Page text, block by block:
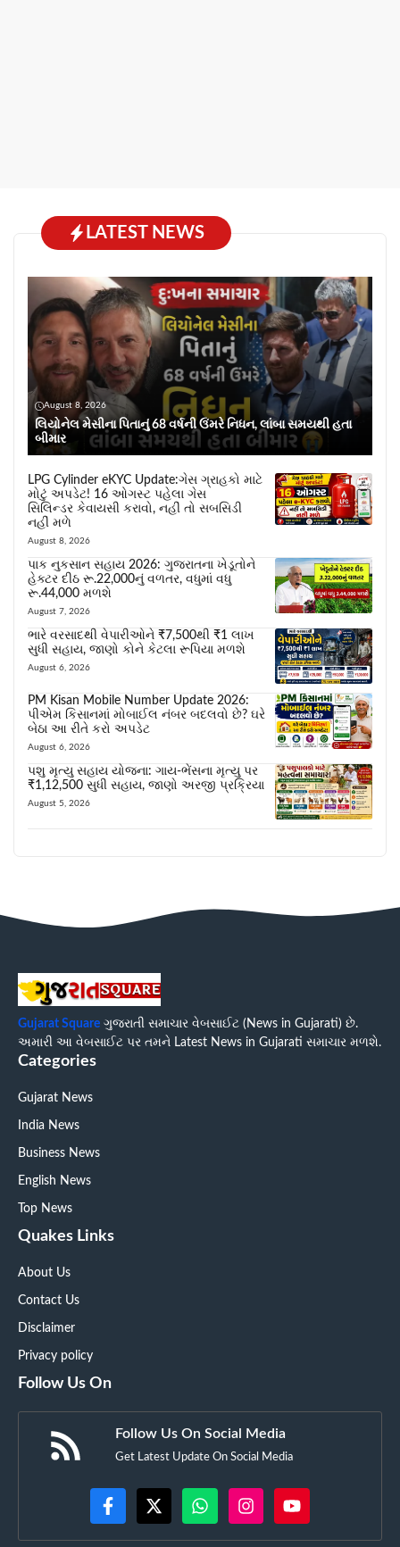
LATEST NEWS
August 8, 2026
લિયોનેલ મેસીના પિતાનું 68 વર્ષની ઉંમરે નિધન, લાંબા સમયથી હતા
બીમાર
LPG Cylinder eKYC Update:ગેસ ગ્રાહકો માટે
મોટું અપડેટ! 16 ઓગસ્ટ પહેલા ગેસ
સિલિન્ડર કેવાયસી કરાવો, નહીં તો સબસિડી
નહીં મળે
August 8, 2026
પાક નુકસાન સહાય 2026: ગુજરાતના ખેડૂતોને
હેક્ટર દીઠ રૂ.22,000નું વળતર, વધુમાં વધુ
રૂ.44,000 મળશે
August 7, 2026
ભારે વરસાદથી વેપારીઓને ₹7,500થી ₹1 લાખ
સુધી સહાય, જાણો કોને કેટલા રૂપિયા મળશે
August 6, 2026
PM Kisan Mobile Number Update 2026:
પીએમ કિસાનમાં મોબાઈલ નંબર બદલવો છે? ઘરે
બેઠા આ રીતે કરો અપડેટ
August 6, 2026
પશુ મૃત્યુ સહાય યોજના: ગાય-ભેંસના મૃત્યુ પર
₹1,12,500 સુધી સહાય, જાણો અરજી પ્રક્રિયા
August 5, 2026
Gujarat Square ગુજરાતી સમાચાર વેબસાઈટ (News in Gujarati) છે.
અમારી આ વેબસાઈટ પર તમને Latest News in Gujarati સમાચાર મળશે.
Categories
Gujarat News
India News
Business News
English News
Top News
Quakes Links
About Us
Contact Us
Disclaimer
Privacy policy
Follow Us On
Follow Us On Social Media
Get Latest Update On Social Media